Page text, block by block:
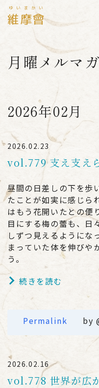
維摩會
ゆいまかい
月曜メルマガ
2026年02月
2026.02.23
vol.779 支え支え
昼間の日差しの下を歩
たことが如実に感じら
はもう花開いたとの便
目にする梅の蕾も、日
しずつ見えるようにな
まっていた体を伸びや
う。
続きを読む
Permalink by
2026.02.16
vol.778 世界が広